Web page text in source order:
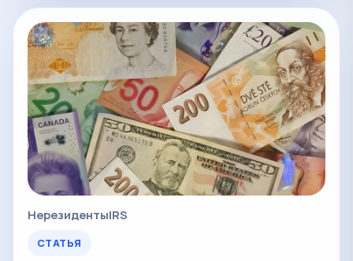
НерезидентыIRS
СТАТЬЯ